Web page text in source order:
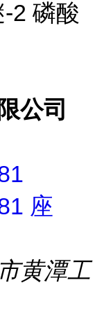
2 磷酸
公司
座
黄潭工